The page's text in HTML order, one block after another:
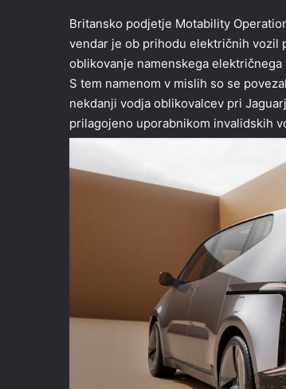
Britansko podjetje Motability
vendar je ob prihodu električnih vozil
oblikovanje namenskega
S tem namenom v mislih so se
nekdanji vodja oblikovalcev pri
prilagojeno uporabnikom invalidskih